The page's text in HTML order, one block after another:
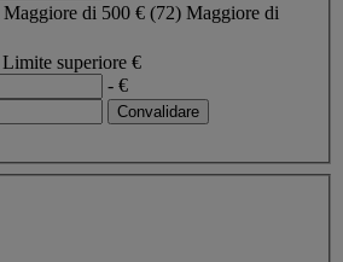
Maggiore di 500 € (72) Maggiore di
Limite superiore €
- €